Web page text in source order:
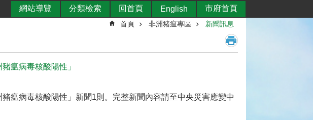
網站導覽 分類檢索 回首頁 English 市府首頁
首頁 非洲豬瘟專區 新聞訊息
瘟病毒核酸陽性」
瘟病毒核酸陽性」新聞1則。完整新聞內容請至中央災害應變中